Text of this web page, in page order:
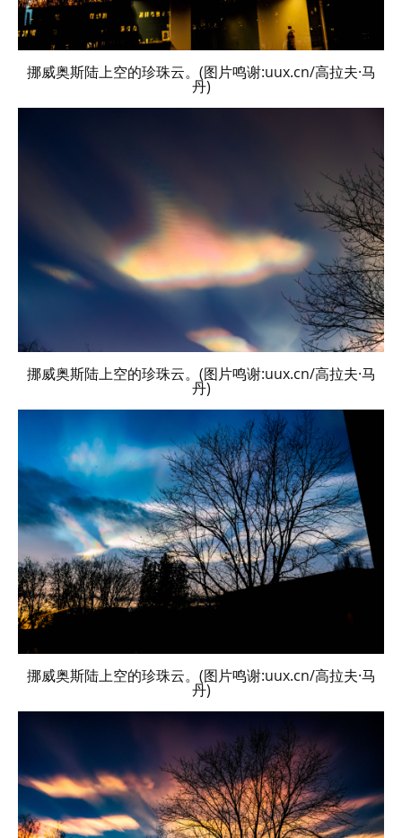
挪威奥斯陆上空的珍珠云。(图片鸣谢:uux.cn/高拉夫·马
丹)
挪威奥斯陆上空的珍珠云。(图片鸣谢:uux.cn/高拉夫·马
丹)
挪威奥斯陆上空的珍珠云。(图片鸣谢:uux.cn/高拉夫·马
丹)